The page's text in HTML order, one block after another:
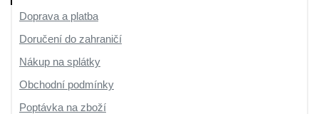
Doprava a platba
Doručení do zahraničí
Nákup na splátky
Obchodní podmínky
Poptávka na zboží